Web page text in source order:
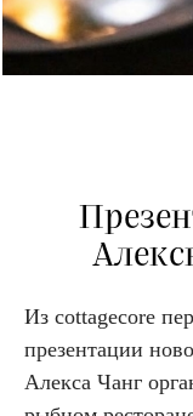
Из cottagecore
презентации
Алекса Чанг